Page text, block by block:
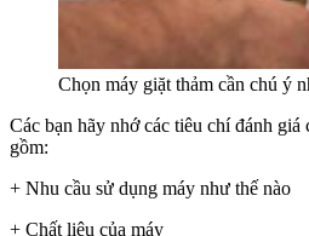
Chọn máy giặt thảm cần chú ý
Các bạn hãy nhớ các tiêu chí đánh
gồm:
+ Nhu cầu sử dụng máy như thế nào
+ Chất liệu của máy